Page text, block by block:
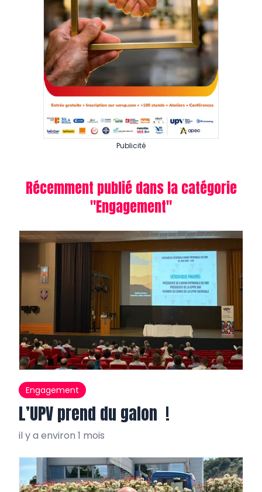
Publicité
Récemment publié dans la catégorie
"Engagement"
Engagement
L’UPV prend du galon !
il y a environ 1 mois